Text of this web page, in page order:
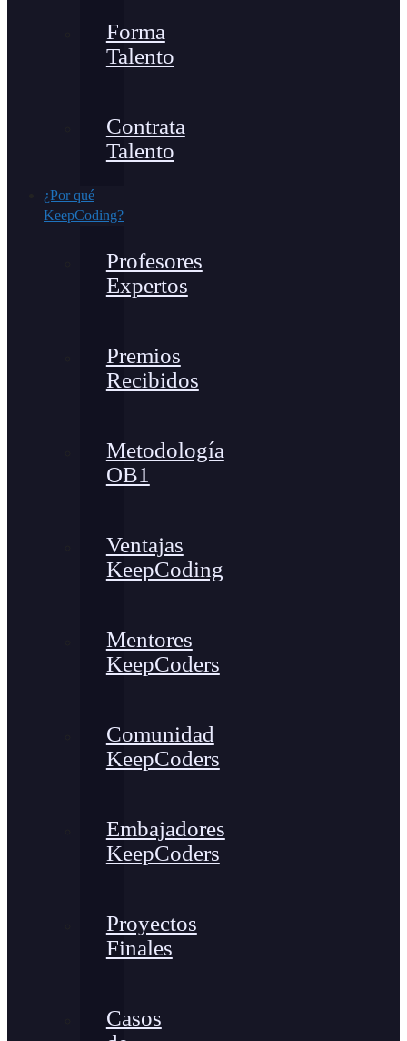
Forma
Talento
Contrata
Talento
¿Por qué
KeepCoding?
Profesores
Expertos
Premios
Recibidos
Metodología
OB1
Ventajas
KeepCoding
Mentores
KeepCoders
Comunidad
KeepCoders
Embajadores
KeepCoders
Proyectos
Finales
Casos